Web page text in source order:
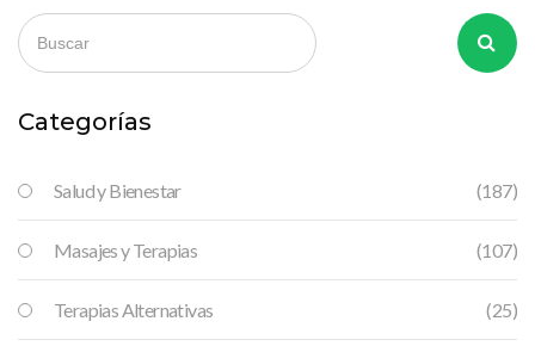
Acompáñame en este viaje hacia una versión más saludable y
completa de nosotros mismos.
Categorías
Salud y Bienestar (187)
Masajes y Terapias (107)
Terapias Alternativas (25)